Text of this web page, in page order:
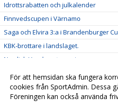
Idrottsrabatten och julkalender
Finnvedscupen i Värnamo
Saga och Elvira 3:a i Brandenburger
KBK-brottare i landslaget.
Nordisk Ungdomsturnering
Öresundsträffen
Richtoffcupen i Limhamn
Hugo Svahn tävlade i Norge
För att hemsidan ska fungera
cookies från SportAdmin. Dessa
Föreningen kan också använda